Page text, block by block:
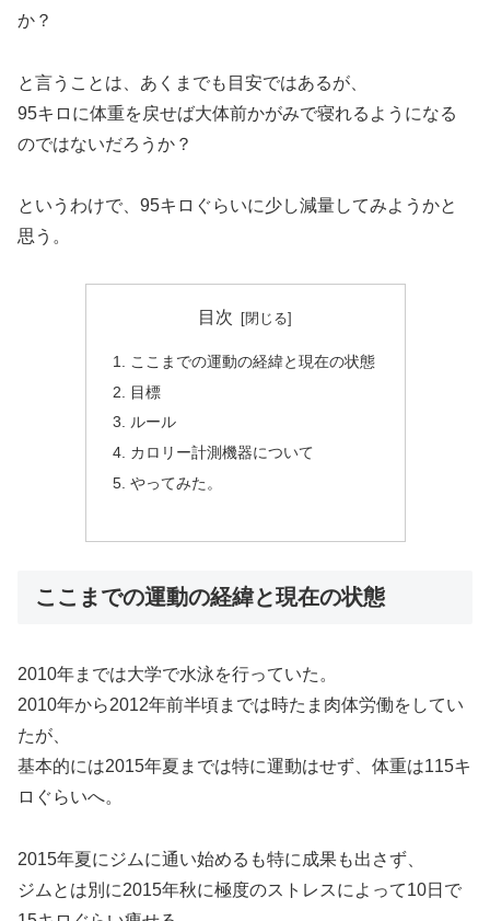
か？
と言うことは、あくまでも目安ではあるが、
95キロに体重を戻せば大体前かがみで寝れるようになる
のではないだろうか？
というわけで、95キロぐらいに少し減量してみようかと
思う。
目次
ここまでの運動の経緯と現在の状態
目標
ルール
カロリー計測機器について
やってみた。
ここまでの運動の経緯と現在の状態
2010年までは大学で水泳を行っていた。
2010年から2012年前半頃までは時たま肉体労働をしてい
たが、
基本的には2015年夏までは特に運動はせず、体重は115キ
ロぐらいへ。
2015年夏にジムに通い始めるも特に成果も出さず、
ジムとは別に2015年秋に極度のストレスによって10日で